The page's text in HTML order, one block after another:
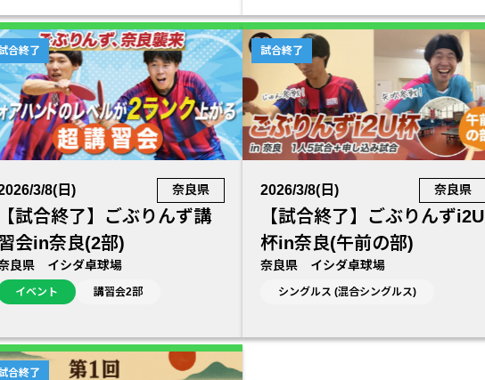
合終了
3/8(日) 奈良県
【試合終了】ごぶりんず講
会in奈良(2部)
良県 イシダ卓球場
イベント 講習会2部
試合終了
2026/3/8(日) 奈良県
【試合終了】ごぶりんずi2U
杯in奈良(午前の部)
奈良県 イシダ卓球場
シングルス (混合シングルス)
合終了